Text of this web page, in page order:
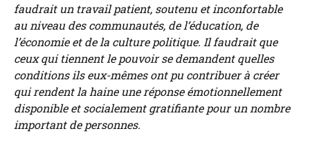
faudrait un travail patient, soutenu et inconfortable
au niveau des communautés, de l’éducation, de
l’économie et de la culture politique. Il faudrait que
ceux qui tiennent le pouvoir se demandent quelles
conditions ils eux-mêmes ont pu contribuer à créer
qui rendent la haine une réponse émotionnellement
disponible et socialement gratifiante pour un nombre
important de personnes.